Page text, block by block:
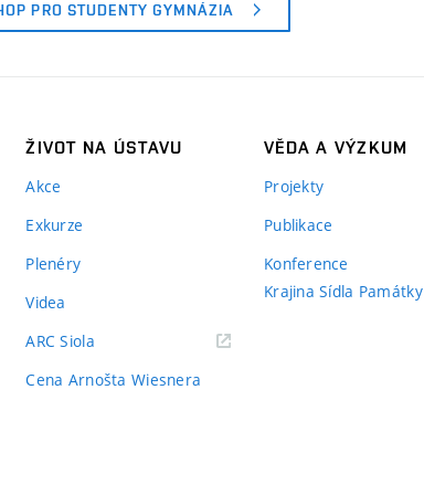
PRO STUDENTY GYMNÁZIA
ŽIVOT NA ÚSTAVU
Akce
Exkurze
Plenéry
Videa
ARC Siola
Cena Arnošta Wiesnera
VĚDA A VÝZKUM
Projekty
Publikace
Konference
Krajina Sídla Památky